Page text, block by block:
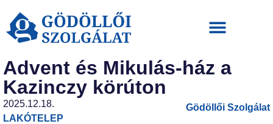
Advent és Mikulás-ház a
Kazinczy körúton
2025.12.18.
LAKÓTELEP
Gödöllői Szolgálat